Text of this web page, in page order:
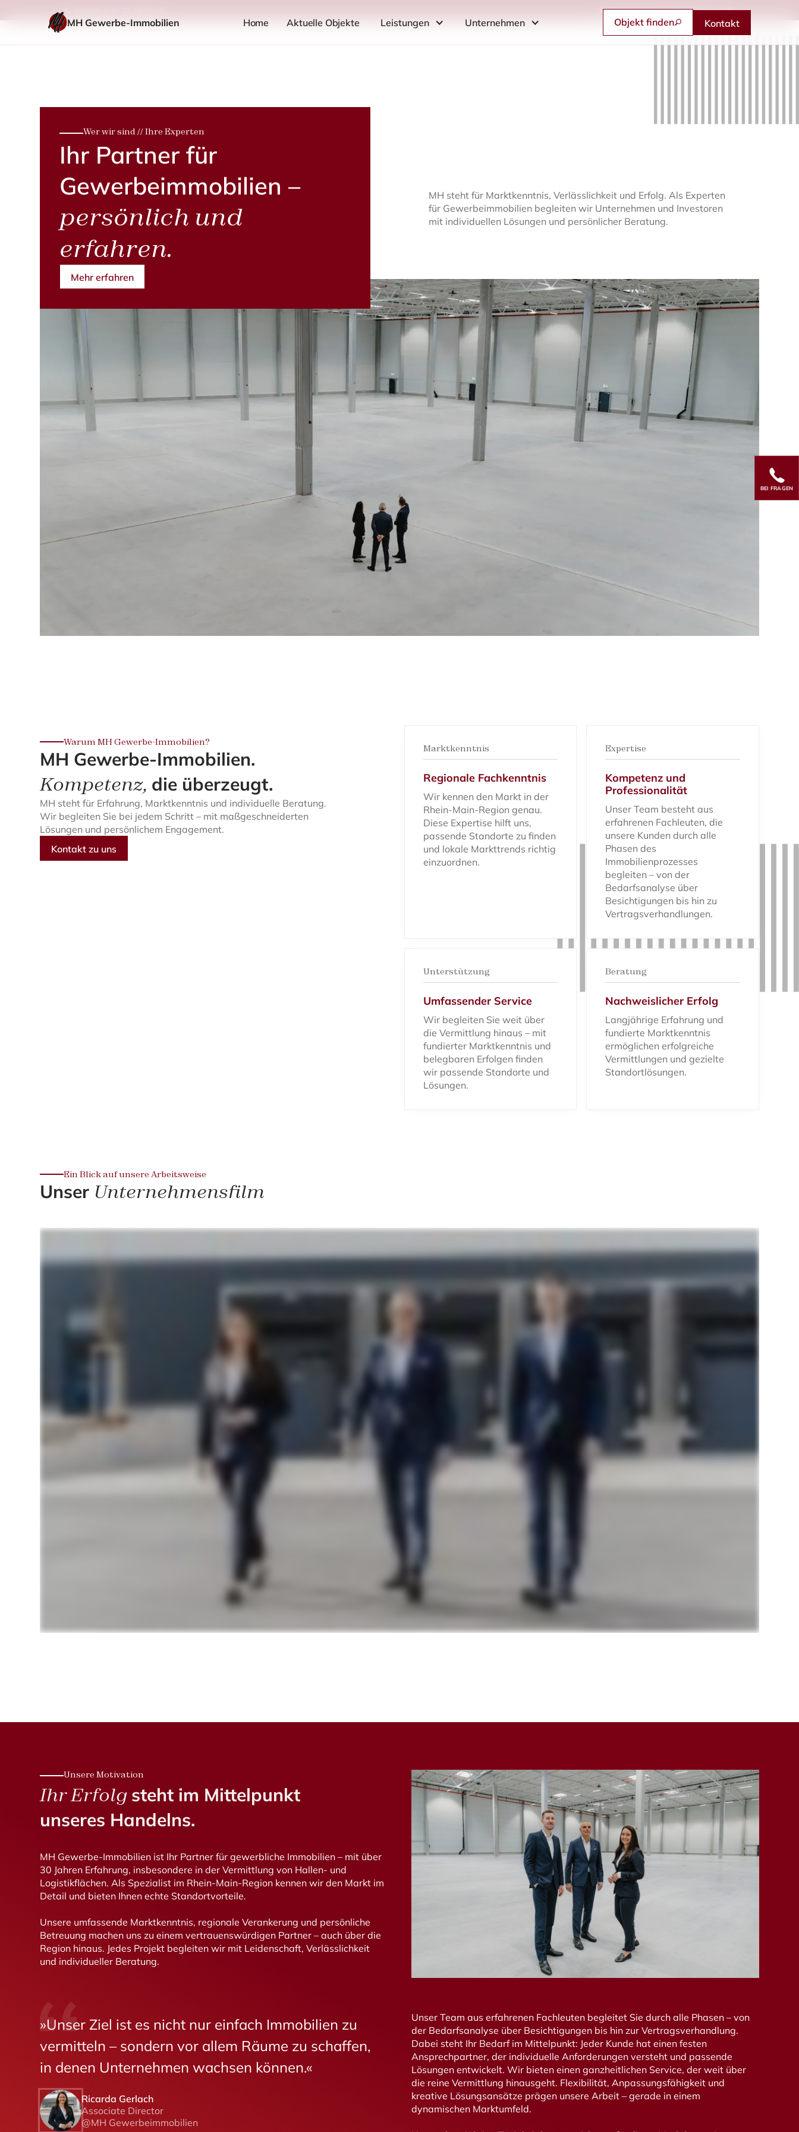
Feldbergstraße 57 | 61440 Oberursel/Ts.
MH Gewerbe-Immobilien Home Aktuelle Objekte Leistungen Unternehmen Objekt finden Kontakt
Wer wir sind // Ihre Experten
Ihr Partner für
Gewerbeimmobilien –
persönlich und
erfahren.
Mehr erfahren
MH steht für Marktkenntnis, Verlässlichkeit und Erfolg. Als Experten
für Gewerbeimmobilien begleiten wir Unternehmen und Investoren
mit individuellen Lösungen und persönlicher Beratung.
BEI FRAGEN
Warum MH Gewerbe-Immobilien?
MH Gewerbe-Immobilien.
Kompetenz, die überzeugt.
MH steht für Erfahrung, Marktkenntnis und individuelle Beratung.
Wir begleiten Sie bei jedem Schritt – mit maßgeschneiderten
Lösungen und persönlichem Engagement.
Kontakt zu uns
Marktkenntnis
Regionale Fachkenntnis
Wir kennen den Markt in der
Rhein-Main-Region genau.
Diese Expertise hilft uns,
passende Standorte zu finden
und lokale Markttrends richtig
einzuordnen.
Expertise
Kompetenz und
Professionalität
Unser Team besteht aus
erfahrenen Fachleuten, die
unsere Kunden durch alle
Phasen des
Immobilienprozesses
begleiten – von der
Bedarfsanalyse über
Besichtigungen bis hin zu
Vertragsverhandlungen.
Unterstützung
Umfassender Service
Wir begleiten Sie weit über
die Vermittlung hinaus – mit
fundierter Marktkenntnis und
belegbaren Erfolgen finden
wir passende Standorte und
Lösungen.
Beratung
Nachweislicher Erfolg
Langjährige Erfahrung und
fundierte Marktkenntnis
ermöglichen erfolgreiche
Vermittlungen und gezielte
Standortlösungen.
Ein Blick auf unsere Arbeitsweise
Unser Unternehmensfilm
Unsere Motivation
Ihr Erfolg steht im Mittelpunkt
unseres Handelns.
MH Gewerbe-Immobilien ist Ihr Partner für gewerbliche Immobilien – mit über
30 Jahren Erfahrung, insbesondere in der Vermittlung von Hallen- und
Logistikflächen. Als Spezialist im Rhein-Main-Region kennen wir den Markt im
Detail und bieten Ihnen echte Standortvorteile.
Unsere umfassende Marktkenntnis, regionale Verankerung und persönliche
Betreuung machen uns zu einem vertrauenswürdigen Partner – auch über die
Region hinaus. Jedes Projekt begleiten wir mit Leidenschaft, Verlässlichkeit
und individueller Beratung.
»Unser Ziel ist es nicht nur einfach Immobilien zu
vermitteln – sondern vor allem Räume zu schaffen,
in denen Unternehmen wachsen können.«
Ricarda Gerlach
Associate Director
@MH Gewerbeimmobilien
Unser Team aus erfahrenen Fachleuten begleitet Sie durch alle Phasen – von
der Bedarfsanalyse über Besichtigungen bis hin zur Vertragsverhandlung.
Dabei steht Ihr Bedarf im Mittelpunkt: Jeder Kunde hat einen festen
Ansprechpartner, der individuelle Anforderungen versteht und passende
Lösungen entwickelt. Wir bieten einen ganzheitlichen Service, der weit über
die reine Vermittlung hinausgeht. Flexibilität, Anpassungsfähigkeit und
kreative Lösungsansätze prägen unsere Arbeit – gerade in einem
dynamischen Marktumfeld.